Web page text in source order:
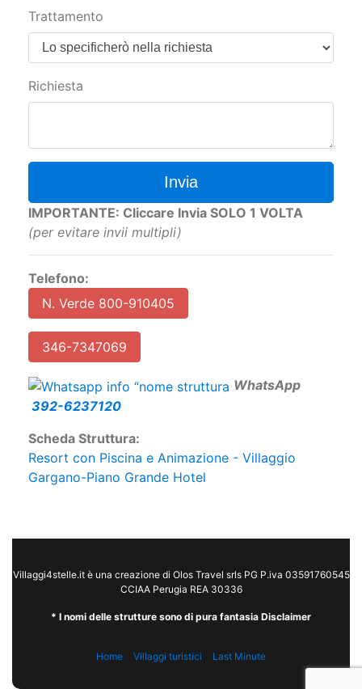
Trattamento
Richiesta
Invia
IMPORTANTE: Cliccare Invia SOLO 1 VOLTA
(per evitare invii multipli)
Telefono:
N. Verde 800-910405
346-7347069
WhatsApp
392-6237120
Scheda Struttura:
Resort con Piscina e Animazione - Villaggio
Gargano-Piano Grande Hotel
Villaggi4stelle.it è una creazione di Olos Travel srls PG P.iva 03591760545
CCIAA Perugia REA 30336
* I nomi delle strutture sono di pura fantasia Disclaimer
Home Villaggi turistici Last Minute